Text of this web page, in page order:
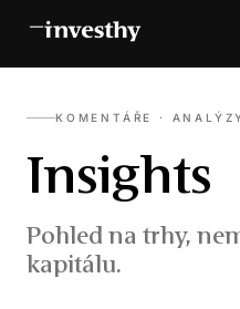
KOMENTÁŘE ·
Insights
Pohled na trhy,
kapitálu.